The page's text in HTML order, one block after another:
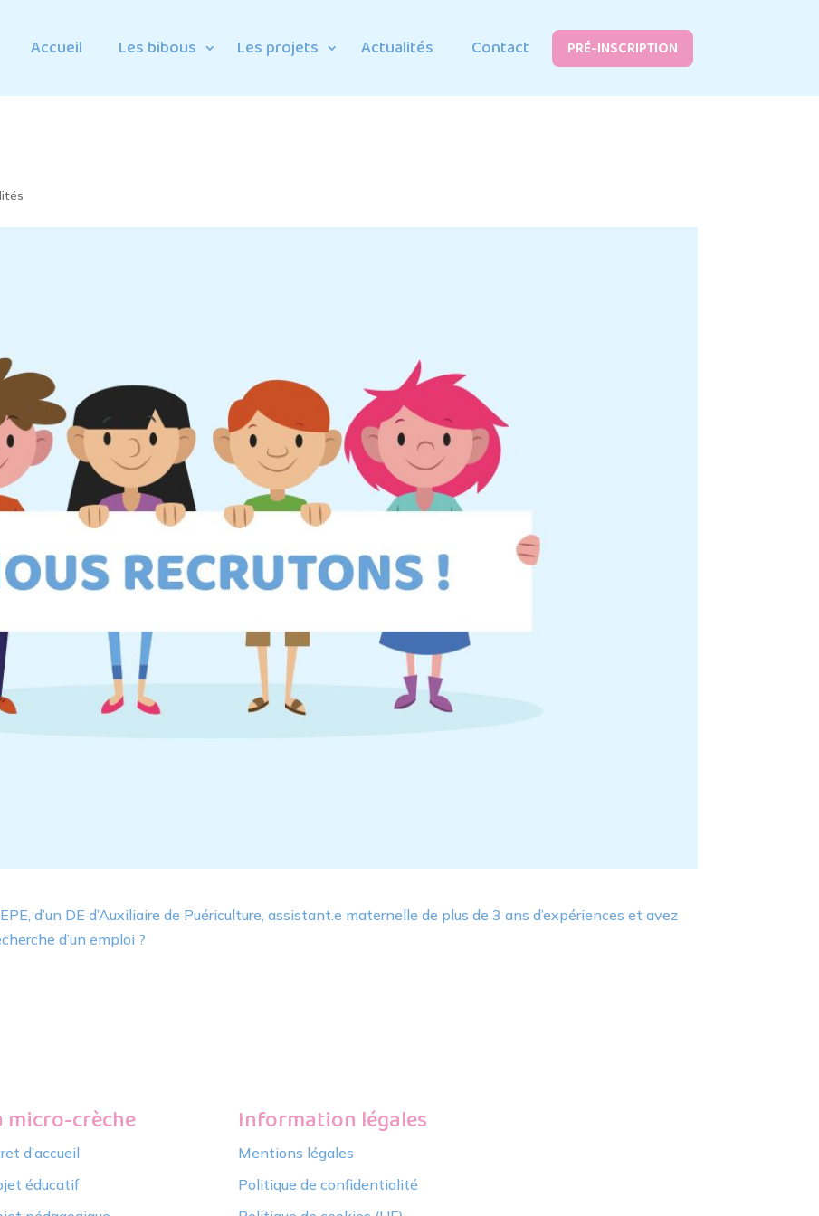
Accueil Les bibous Les projets Actualités Contact PRÉ-INSCRIPTION
d’un DE d’Auxiliaire de Puériculture, assistant.e maternelle de plus de 3 ans d’expériences et avez
d’un emploi ?
micro-crèche
d’accueil
éducatif
Information légales
Mentions légales
Politique de confidentialité